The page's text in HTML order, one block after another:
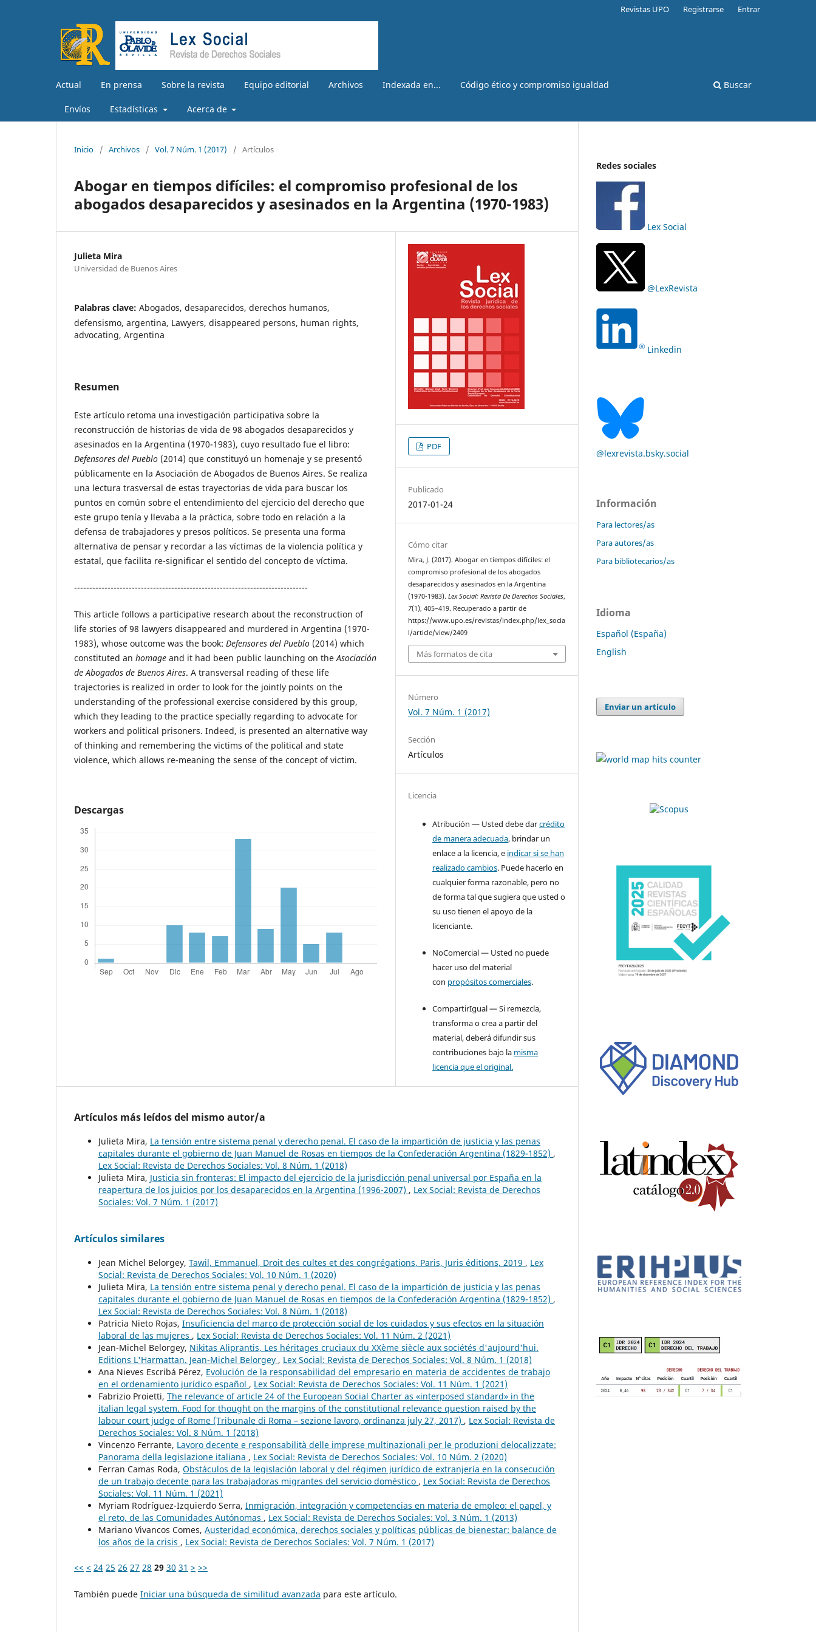
Actual En prensa Sobre la revista Equipo editorial Archivos Indexada en... Código ético y compromiso igualdad
Envíos Estadísticas Acerca de
Buscar
Revistas UPO Registrarse Entrar
Inicio / Archivos / Vol. 7 Núm. 1 (2017) / Artículos
Abogar en tiempos difíciles: el compromiso profesional de los
abogados desaparecidos y asesinados en la Argentina (1970-1983)
Julieta Mira
Universidad de Buenos Aires
Palabras clave: Abogados, desaparecidos, derechos humanos,
defensismo, argentina, Lawyers, disappeared persons, human rights,
advocating, Argentina
Resumen
Este artículo retoma una investigación participativa sobre la
reconstrucción de historias de vida de 98 abogados desaparecidos y
asesinados en la Argentina (1970-1983), cuyo resultado fue el libro:
Defensores del Pueblo (2014) que constituyó un homenaje y se presentó
públicamente en la Asociación de Abogados de Buenos Aires. Se realiza
una lectura trasversal de estas trayectorias de vida para buscar los
puntos en común sobre el entendimiento del ejercicio del derecho que
este grupo tenía y llevaba a la práctica, sobre todo en relación a la
defensa de trabajadores y presos políticos. Se presenta una forma
alternativa de pensar y recordar a las víctimas de la violencia política y
estatal, que facilita re-significar el sentido del concepto de víctima.
-----------------------------------------------------------------------------
This article follows a participative research about the reconstruction of
life stories of 98 lawyers disappeared and murdered in Argentina (1970-
1983), whose outcome was the book: Defensores del Pueblo (2014) which
constituted an homage and it had been public launching on theAsociación
de Abogados de Buenos Aires. A transversal reading of these life
trajectories is realized in order to look for the jointly points on the
understanding of the professional exercise considered by this group,
which they leading to the practice specially regarding to advocate for
workers and political prisoners. Indeed, is presented an alternative way
of thinking and remembering the victims of the political and state
violence, which allows re-meaning the sense of the concept of victim.
Descargas
PDF
Publicado
2017-01-24
Cómo citar
Mira, J. (2017). Abogar en tiempos difíciles: el
compromiso profesional de los abogados
desaparecidos y asesinados en la Argentina
(1970-1983).Lex Social: Revista De Derechos Sociales,
7(1), 405–419. Recuperado a partir de
https://www.upo.es/revistas/index.php/lex_socia
l/article/view/2409
Más formatos de cita
Número
Vol. 7 Núm. 1 (2017)
Sección
Artículos
Licencia
Atribución — Usted debe darcrédito
de manera adecuada, brindar un
enlace a la licencia, e indicar si se han
realizado cambios. Puede hacerlo en
cualquier forma razonable, pero no
de forma tal que sugiera que usted o
su uso tienen el apoyo de la
licenciante.
NoComercial — Usted no puede
hacer uso del material
con propósitos comerciales.
CompartirIgual — Si remezcla,
transforma o crea a partir del
material, deberá difundir sus
contribuciones bajo la misma
licencia que el original.
Artículos más leídos del mismo autor/a
Julieta Mira, La tensión entre sistema penal y derecho penal. El caso de la impartición de justicia y las penas
capitales durante el gobierno de Juan Manuel de Rosas en tiempos de la Confederación Argentina (1829-1852) ,
Lex Social: Revista de Derechos Sociales: Vol. 8 Núm. 1 (2018)
Julieta Mira, Justicia sin fronteras: El impacto del ejercicio de la jurisdicción penal universal por España en la
reapertura de los juicios por los desaparecidos en la Argentina (1996-2007) , Lex Social: Revista de Derechos
Sociales: Vol. 7 Núm. 1 (2017)
Artículos similares
Jean Michel Belorgey, Tawil, Emmanuel, Droit des cultes et des congrégations, Paris, Juris éditions, 2019 , Lex
Social: Revista de Derechos Sociales: Vol. 10 Núm. 1 (2020)
Julieta Mira, La tensión entre sistema penal y derecho penal. El caso de la impartición de justicia y las penas
capitales durante el gobierno de Juan Manuel de Rosas en tiempos de la Confederación Argentina (1829-1852) ,
Lex Social: Revista de Derechos Sociales: Vol. 8 Núm. 1 (2018)
Patricia Nieto Rojas, Insuficiencia del marco de protección social de los cuidados y sus efectos en la situación
laboral de las mujeres , Lex Social: Revista de Derechos Sociales: Vol. 11 Núm. 2 (2021)
Jean-Michel Belorgey, Nikitas Aliprantis, Les héritages cruciaux du XXème siècle aux sociétés d'aujourd'hui.
Editions L'Harmattan. Jean-Michel Belorgey , Lex Social: Revista de Derechos Sociales: Vol. 8 Núm. 1 (2018)
Ana Nieves Escribá Pérez, Evolución de la responsabilidad del empresario en materia de accidentes de trabajo
en el ordenamiento jurídico español , Lex Social: Revista de Derechos Sociales: Vol. 11 Núm. 1 (2021)
Fabrizio Proietti, The relevance of article 24 of the European Social Charter as «interposed standard» in the
italian legal system. Food for thought on the margins of the constitutional relevance question raised by the
labour court judge of Rome (Tribunale di Roma – sezione lavoro, ordinanza july 27, 2017) , Lex Social: Revista de
Derechos Sociales: Vol. 8 Núm. 1 (2018)
Vincenzo Ferrante, Lavoro decente e responsabilità delle imprese multinazionali per le produzioni delocalizzate:
Panorama della legislazione italiana , Lex Social: Revista de Derechos Sociales: Vol. 10 Núm. 2 (2020)
Ferran Camas Roda, Obstáculos de la legislación laboral y del régimen jurídico de extranjería en la consecución
de un trabajo decente para las trabajadoras migrantes del servicio doméstico , Lex Social: Revista de Derechos
Sociales: Vol. 11 Núm. 1 (2021)
Myriam Rodríguez-Izquierdo Serra, Inmigración, integración y competencias en materia de empleo: el papel, y
el reto, de las Comunidades Autónomas , Lex Social: Revista de Derechos Sociales: Vol. 3 Núm. 1 (2013)
Mariano Vivancos Comes, Austeridad económica, derechos sociales y políticas públicas de bienestar: balance de
los años de la crisis , Lex Social: Revista de Derechos Sociales: Vol. 7 Núm. 1 (2017)
<< < 24 25 26 27 28 29 30 31 > >>
También puede Iniciar una búsqueda de similitud avanzada para este artículo.
Redes sociales
Lex Social
@LexRevista
Linkedin
@lexrevista.bsky.social
Información
Para lectores/as
Para autores/as
Para bibliotecarios/as
Idioma
Español (España)
English
Enviar un artículo